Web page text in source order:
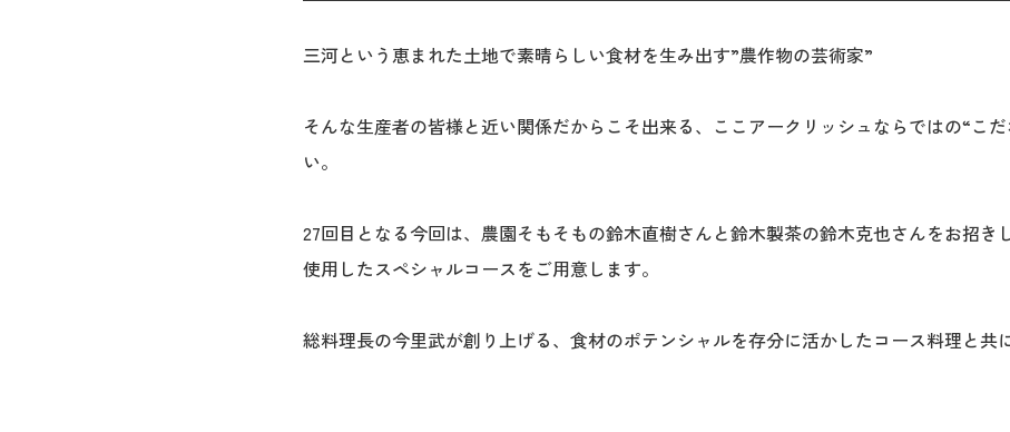
三河という恵まれた土地で素晴らしい食材を生み出す”農作物の芸術家”
そんな生産者の皆様と近い関係だからこそ出来る、ここアークリッシュならではの“こ
い。
27回目となる今回は、農園そもそもの鈴木直樹さんと鈴木製茶の鈴木克也さんをお招き
使用したスペシャルコースをご用意します。
総料理長の今里武が創り上げる、食材のポテンシャルを存分に活かしたコース料理と共